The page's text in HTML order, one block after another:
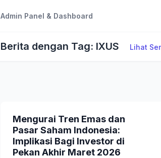
Admin Panel & Dashboard
Berita dengan Tag: IXUS Lihat
Mengurai Tren Emas dan
Pasar Saham Indonesia:
Implikasi Bagi Investor di
Pekan Akhir Maret 2026